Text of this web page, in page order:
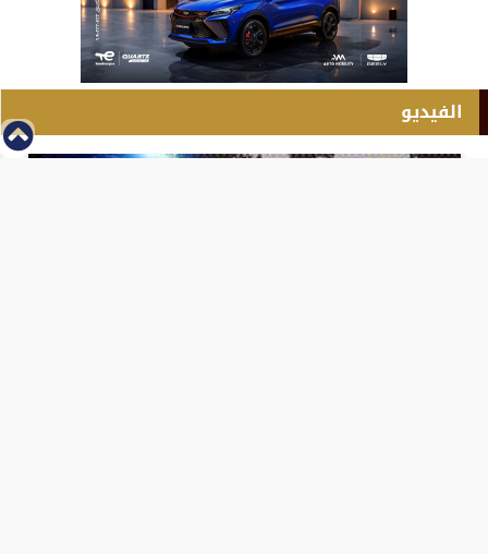
الفيديو